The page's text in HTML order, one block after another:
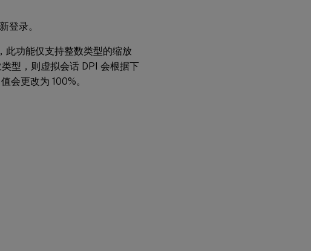
登录。
此功能仅支持整数类型的缩放
型，则虚拟会话 DPI 会根据下
会更改为 100%。